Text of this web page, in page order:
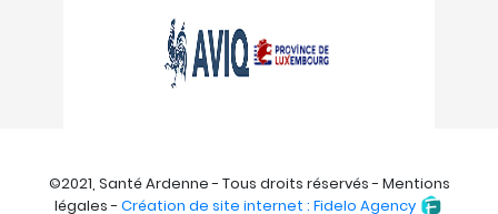
©2021, Santé Ardenne - Tous droits réservés - Mentions
légales - Création de site internet : Fidelo Agency